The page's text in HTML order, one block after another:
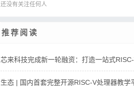
还没有关注任何人
推荐阅读
芯来科技完成新一轮融资：打造一站式
生态 | 国内首套完整开源RISC-V处理器教学